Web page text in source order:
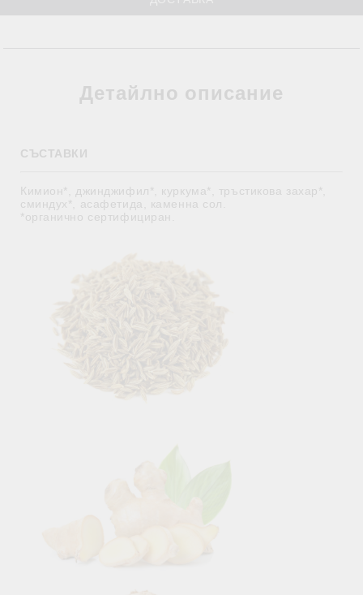
Детайлно описание
СЪСТАВКИ
Кимион*, джинджифил*, куркума*, тръстикова захар*,
сминдух*, асафетида, каменна сол.
*органично сертифициран.